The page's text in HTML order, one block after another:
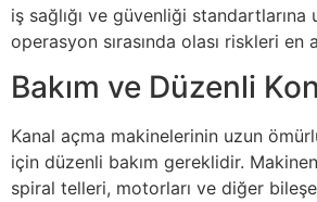
iş sağlığı ve güvenliği standartlarına
operasyon sırasında olası riskleri en
Bakım ve Düzenli
Kanal açma makinelerinin uzun
için düzenli bakım gereklidir.
spiral telleri, motorları ve diğer